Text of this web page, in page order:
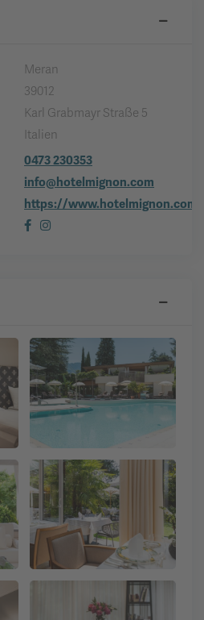
Meran
39012
Karl Grabmayr Straße 5
Italien
0473 230353
info@hotelmignon.com
https://www.hotelmignon.com